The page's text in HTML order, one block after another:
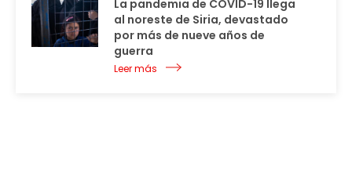
La pandemia de COVID-19 llega
al noreste de Siria, devastado
por más de nueve años de
guerra
Leer más